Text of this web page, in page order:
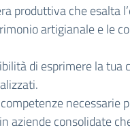
produttiva che esalta
artigianale e le
di esprimere la tua
necessarie
aziende consolidate